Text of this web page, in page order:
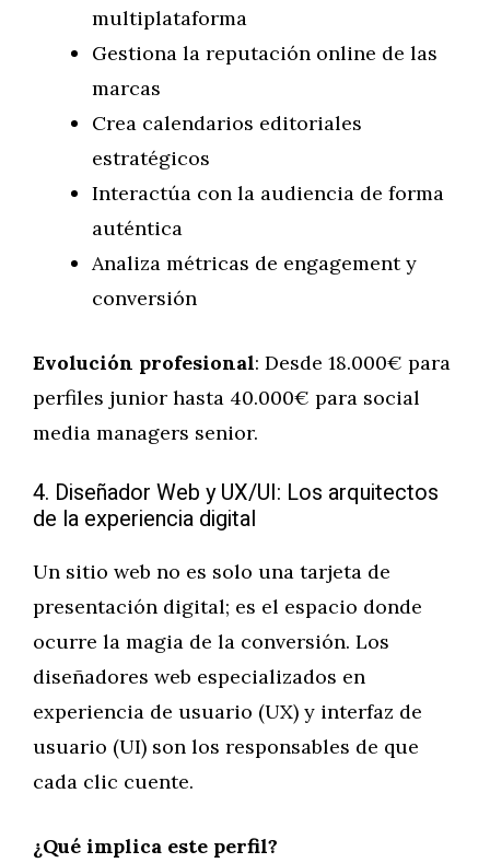
multiplataforma
Gestiona la reputación online de las
marcas
Crea calendarios editoriales
estratégicos
Interactúa con la audiencia de forma
auténtica
Analiza métricas de engagement y
conversión
Evolución profesional: Desde 18.000€ para
perfiles junior hasta 40.000€ para social
media managers senior.
4. Diseñador Web y UX/UI: Los arquitectos
de la experiencia digital
Un sitio web no es solo una tarjeta de
presentación digital; es el espacio donde
ocurre la magia de la conversión. Los
diseñadores web especializados en
experiencia de usuario (UX) y interfaz de
usuario (UI) son los responsables de que
cada clic cuente.
¿Qué implica este perfil?